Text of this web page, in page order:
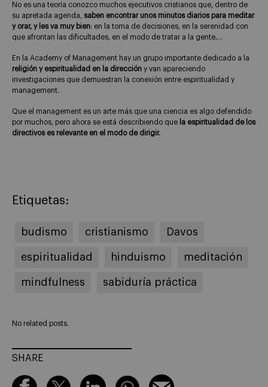
No es una teoría conozco muchos ejecutivos cristianos que, dentro de
su apretada agenda, saben encontrar unos minutos diarios para meditar
y orar, y les va muy bien: en la toma de decisiones, en la serenidad con
que afrontan las dificultades, en el modo de tratar a la gente,…
En la Academy of Management hay un grupo importante dedicado a la
religión y espiritualidad en la dirección y van apareciendo
investigaciones que demuestran la conexión entre espiritualidad y
management.
Que el management es un arte más que una ciencia es algo defendido
por muchos, pero ahora se está describiendo que la espiritualidad de los
directivos es relevante en el modo de dirigir.
Etiquetas:
budismo cristianismo Davos
espiritualidad hinduismo meditación
mindfulness sabiduría práctica
No related posts.
SHARE